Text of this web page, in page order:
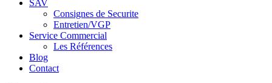
SAV
Consignes de Securite
Entretien/VGP
Service Commercial
Les Références
Blog
Contact